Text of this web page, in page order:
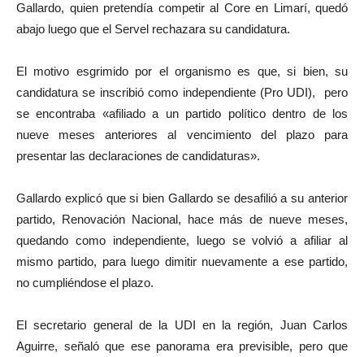
Gallardo, quien pretendía competir al Core en Limarí, quedó
abajo luego que el Servel rechazara su candidatura.
El motivo esgrimido por el organismo es que, si bien, su
candidatura se inscribió como independiente (Pro UDI), pero
se encontraba «afiliado a un partido político dentro de los
nueve meses anteriores al vencimiento del plazo para
presentar las declaraciones de candidaturas».
Gallardo explicó que si bien Gallardo se desafilió a su anterior
partido, Renovación Nacional, hace más de nueve meses,
quedando como independiente, luego se volvió a afiliar al
mismo partido, para luego dimitir nuevamente a ese partido,
no cumpliéndose el plazo.
El secretario general de la UDI en la región, Juan Carlos
Aguirre, señaló que ese panorama era previsible, pero que